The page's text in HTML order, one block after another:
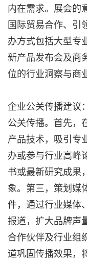
内在需求。展会的
国际贸易合作、引
办方式包括大型专
新产品发布会及商
位的行业洞察与商
企业公关传播建议
公关传播。首先，
产品技术，吸引专
办或参与行业高峰
书或最新研究成果
象。第三，策划媒
件，通过行业媒体
报道，扩大品牌声
合作伙伴及行业组
道巩固传播效果，